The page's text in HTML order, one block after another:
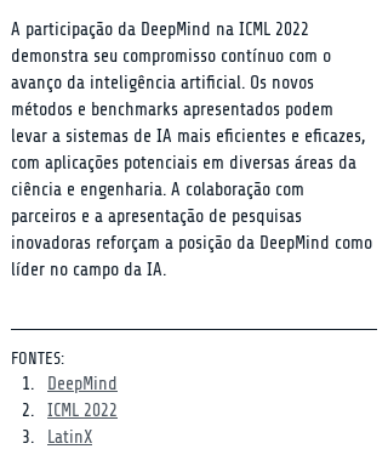
A participação da DeepMind na ICML 2022
demonstra seu compromisso contínuo com o
avanço da inteligência artificial. Os novos
métodos e benchmarks apresentados podem
levar a sistemas de IA mais eficientes e eficazes,
com aplicações potenciais em diversas áreas da
ciência e engenharia. A colaboração com
parceiros e a apresentação de pesquisas
inovadoras reforçam a posição da DeepMind como
líder no campo da IA.
FONTES:
DeepMind
ICML 2022
LatinX